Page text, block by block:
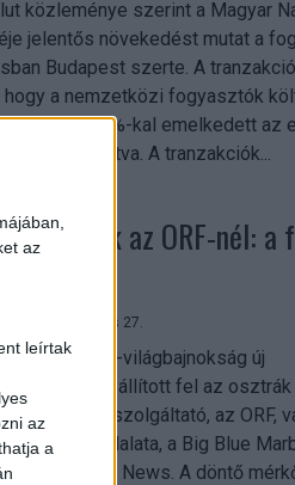
az
leírtak
az
a
közleménye szerint a Magyar
jelentős növekedést mutat a
Budapest szerte. A
hogy a nemzetközi fogyasztók
26%-kal emelkedett az
viszonyítva. A tranzakciók...
dőltek az ORF-nél:
2026. július 27.
os labdarúgó-világbajnokság új
állított fel az osztrák
műsorszolgáltató, az ORF,
leányvállalata, a Big Blue
TV News. A döntő